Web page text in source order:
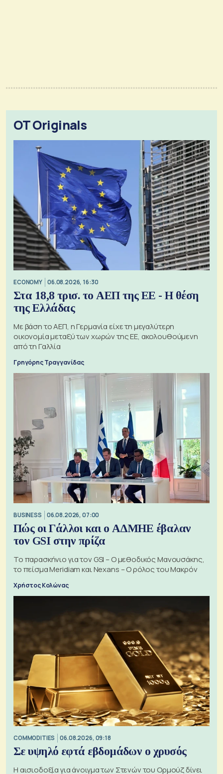
OT Originals
ECONOMY 06.08.2026, 16:30
Στα 18,8 τρισ. το ΑΕΠ της ΕΕ - Η θέση
της Ελλάδας
Με βάση το ΑΕΠ, η Γερμανία είχε τη μεγαλύτερη
οικονομία μεταξύ των χωρών της ΕΕ, ακολουθούμενη
από τη Γαλλία
Γρηγόρης Τραγγανίδας
BUSINESS 06.08.2026, 07:00
Πώς οι Γάλλοι και ο ΑΔΜΗΕ έβαλαν
τον GSI στην πρίζα
Το παρασκήνιο για τον GSI – Ο μεθοδικός Μανουσάκης,
το πείσμα Meridiam και Nexans – Ο ρόλος του Μακρόν
Χρήστος Κολώνας
COMMODITIES 06.08.2026, 09:18
Σε υψηλό εφτά εβδομάδων ο χρυσός
Η αισιοδοξία για άνοιγμα των Στενών του Ορμούζ δίνει